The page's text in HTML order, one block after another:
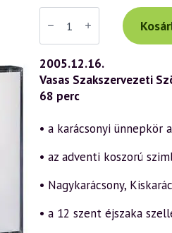
Váradi
Tibor
előadás
(401)
—
Karácsony
misztériuma
(2005.12.16.)
mennyiség
2005.12.16.
Vasas Szakszervezeti
68 perc
• a karácsonyi ünnepkör
• az adventi koszorú
• Nagykarácsony,
• a 12 szent éjszaka